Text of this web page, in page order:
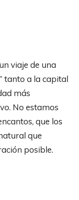
viaje de una
tanto a la capital
más
No estamos
que los
que
posible.